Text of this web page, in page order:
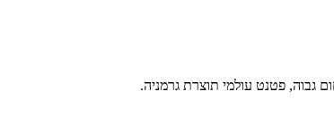
גבוה, פטנט עולמי תוצרת גרמניה.